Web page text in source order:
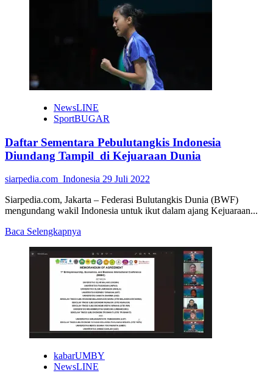
NewsLINE
SportBUGAR
Daftar Sementara Pebulutangkis Indonesia
Diundang Tampil di Kejuaraan Dunia
siarpedia.com_Indonesia 29 Juli 2022
Siarpedia.com, Jakarta – Federasi Bulutangkis Dunia (BWF)
mengundang wakil Indonesia untuk ikut dalam ajang Kejuaraan...
Baca Selengkapnya
about
Daftar
Sementara
Pebulutangkis
Indonesia
Diundang
Tampil
di
Kejuaraan
Dunia
kabarUMBY
NewsLINE